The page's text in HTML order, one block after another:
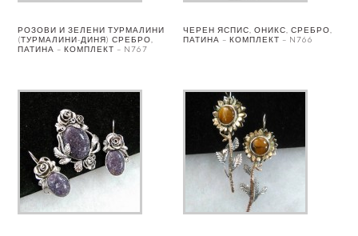
РОЗОВИ И ЗЕЛЕНИ ТУРМАЛИНИ
(ТУРМАЛИНИ-ДИНЯ) СРЕБРО,
ПАТИНА – КОМПЛЕКТ – N767
ЧЕРЕН ЯСПИС, ОНИКС, СРЕБРО,
ПАТИНА – КОМПЛЕКТ – N766